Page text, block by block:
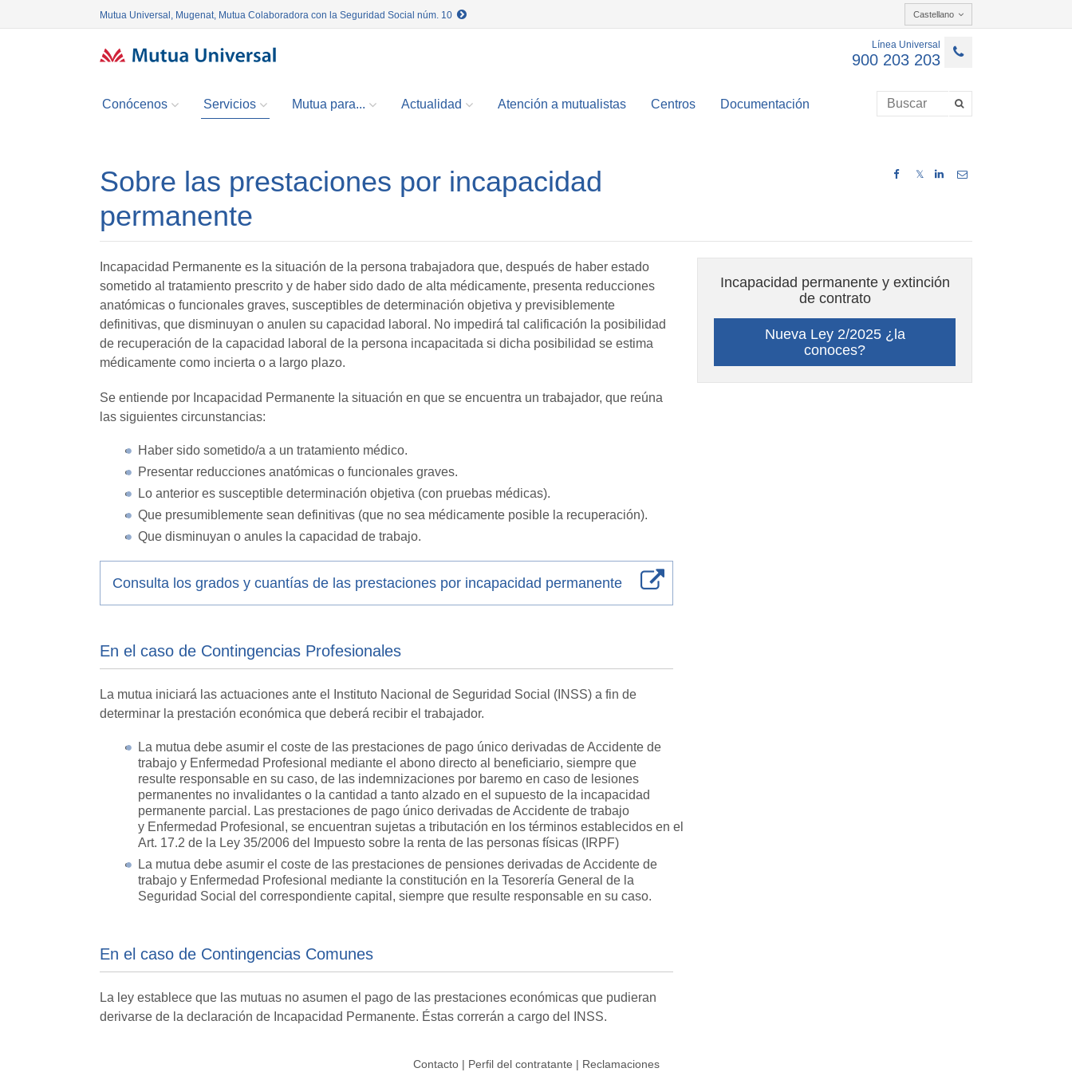
Mutua Universal, Mugenat, Mutua Colaboradora con la Seguridad Social núm. 10 Castellano
Línea Universal
900 203 203
Conócenos Servicios Mutua para... Actualidad Atención a mutualistas Centros Documentación
𝕏
Sobre las prestaciones por incapacidad
permanente
Incapacidad Permanente es la situación de la persona trabajadora que, después de haber estado
sometido al tratamiento prescrito y de haber sido dado de alta médicamente, presenta reducciones
anatómicas o funcionales graves, susceptibles de determinación objetiva y previsiblemente
definitivas, que disminuyan o anulen su capacidad laboral. No impedirá tal calificación la posibilidad
de recuperación de la capacidad laboral de la persona incapacitada si dicha posibilidad se estima
médicamente como incierta o a largo plazo.
Se entiende por Incapacidad Permanente la situación en que se encuentra un trabajador, que reúna
las siguientes circunstancias:
Haber sido sometido/a a un tratamiento médico.
Presentar reducciones anatómicas o funcionales graves.
Lo anterior es susceptible determinación objetiva (con pruebas médicas).
Que presumiblemente sean definitivas (que no sea médicamente posible la recuperación).
Que disminuyan o anules la capacidad de trabajo.
Consulta los grados y cuantías de las prestaciones por incapacidad permanente
En el caso de Contingencias Profesionales
La mutua iniciará las actuaciones ante el Instituto Nacional de Seguridad Social (INSS) a fin de
determinar la prestación económica que deberá recibir el trabajador.
La mutua debe asumir el coste de las prestaciones de pago único derivadas de Accidente de
trabajo y Enfermedad Profesional mediante el abono directo al beneficiario, siempre que
resulte responsable en su caso, de las indemnizaciones por baremo en caso de lesiones
permanentes no invalidantes o la cantidad a tanto alzado en el supuesto de la incapacidad
permanente parcial. Las prestaciones de pago único derivadas de Accidente de trabajo
y Enfermedad Profesional, se encuentran sujetas a tributación en los términos establecidos en el
Art. 17.2 de la Ley 35/2006 del Impuesto sobre la renta de las personas físicas (IRPF)
La mutua debe asumir el coste de las prestaciones de pensiones derivadas de Accidente de
trabajo y Enfermedad Profesional mediante la constitución en la Tesorería General de la
Seguridad Social del correspondiente capital, siempre que resulte responsable en su caso.
En el caso de Contingencias Comunes
La ley establece que las mutuas no asumen el pago de las prestaciones económicas que pudieran
derivarse de la declaración de Incapacidad Permanente. Éstas correrán a cargo del INSS.
Incapacidad permanente y extinción
de contrato
Nueva Ley 2/2025 ¿la
conoces?
Contacto| Perfil del contratante | Reclamaciones